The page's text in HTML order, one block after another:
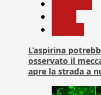
L’aspirina
osservato il
apre la strada a